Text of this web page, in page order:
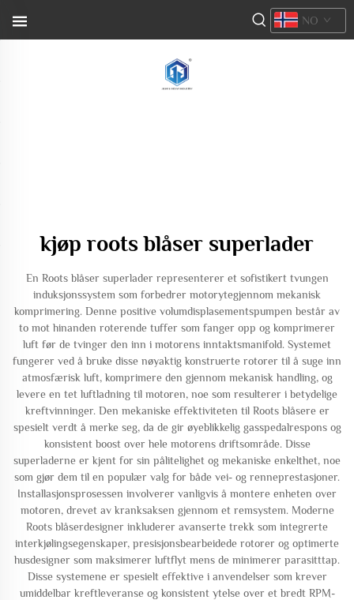
NO
kjøp roots blåser superlader
En Roots blåser superlader representerer et sofistikert tvungen
induksjonssystem som forbedrer motorytegjennom mekanisk
komprimering. Denne positive volumdisplasementspumpen består av
to mot hinanden roterende tuffer som fanger opp og komprimerer
luft før de tvinger den inn i motorens inntaktsmanifold. Systemet
fungerer ved å bruke disse nøyaktig konstruerte rotorer til å suge inn
atmosfærisk luft, komprimere den gjennom mekanisk handling, og
levere en tet luftladning til motoren, noe som resulterer i betydelige
kreftvinninger. Den mekaniske effektiviteten til Roots blåsere er
spesielt verdt å merke seg, da de gir øyeblikkelig gasspedalrespons og
konsistent boost over hele motorens driftsområde. Disse
superladerne er kjent for sin pålitelighet og mekaniske enkelthet, noe
som gjør dem til en populær valg for både vei- og renneprestasjoner.
Installasjonsprosessen involverer vanligvis å montere enheten over
motoren, drevet av kranksaksen gjennom et remsystem. Moderne
Roots blåserdesigner inkluderer avanserte trekk som integrerte
interkjølingsegenskaper, presisjonsbearbeidede rotorer og optimerte
husdesigner som maksimerer luftflyt mens de minimerer parasitttap.
Disse systemene er spesielt effektive i anvendelser som krever
umiddelbar kreftleveranse og konsistent ytelse over et bredt RPM-